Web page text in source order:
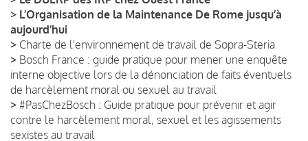
> L’Organisation de la Maintenance De Rome jusqu’à
aujourd’hui
> Charte de l'environnement de travail de Sopra-Steria
> Bosch France : guide pratique pour mener une enquête
interne objective lors de la dénonciation de faits éventuels
de harcèlement moral ou sexuel au travail
> #PasChezBosch : Guide pratique pour prévenir et agir
contre le harcèlement moral, sexuel et les agissements
sexistes au travail